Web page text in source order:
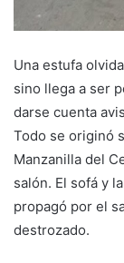
Una estufa
sino llega a ser
darse cuenta
Todo se originó
Manzanilla del
salón. El sofá y
propagó por el
destrozado.